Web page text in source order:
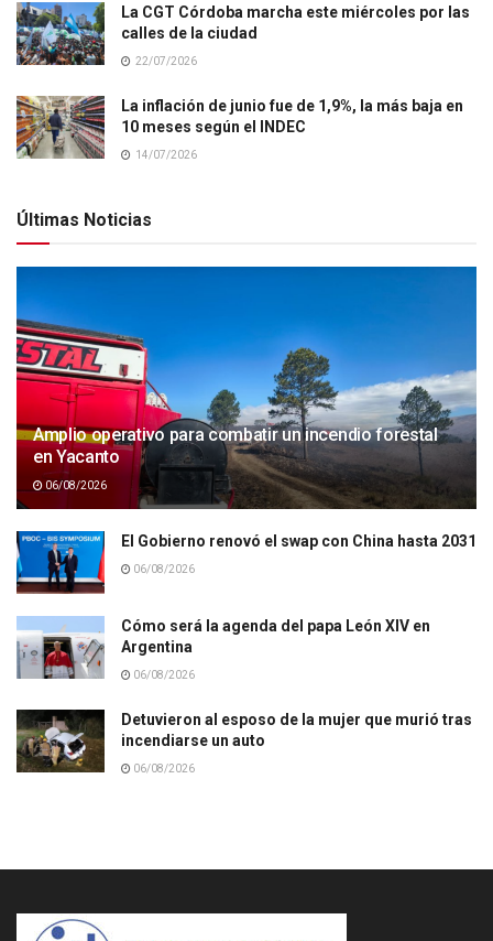
La CGT Córdoba marcha este miércoles por las
calles de la ciudad
22/07/2026
La inflación de junio fue de 1,9%, la más baja en
10 meses según el INDEC
14/07/2026
Últimas Noticias
Amplio operativo para combatir un incendio forestal
en Yacanto
06/08/2026
El Gobierno renovó el swap con China hasta 2031
06/08/2026
Cómo será la agenda del papa León XIV en
Argentina
06/08/2026
Detuvieron al esposo de la mujer que murió tras
incendiarse un auto
06/08/2026